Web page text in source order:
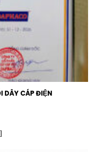
và khu vực kỹ
trợ tốt nhất cho
Khả năng điều
hiệu ứng chiếu
quản lý năng
lối đi tại các sân bay
thắp sáng bền bỉ và
DÂY CÁP ĐIỆN